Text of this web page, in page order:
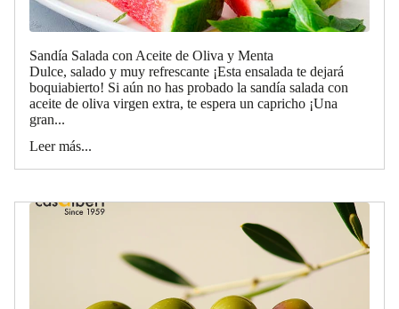
Sandía Salada con Aceite de Oliva y Menta
Dulce, salado y muy refrescante ¡Esta ensalada te dejará
boquiabierto! Si aún no has probado la sandía salada con
aceite de oliva virgen extra, te espera un capricho ¡Una
gran...
Leer más...